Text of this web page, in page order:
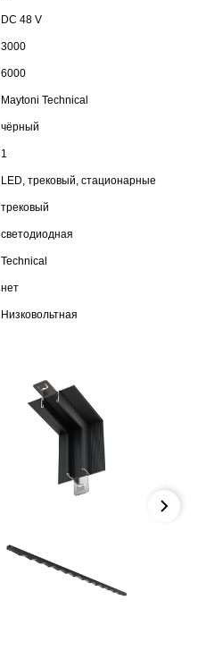
DC 48 V
3000
6000
Maytoni Technical
чёрный
1
LED, трековый, стационарные
трековый
светодиодная
Technical
нет
Низковольтная